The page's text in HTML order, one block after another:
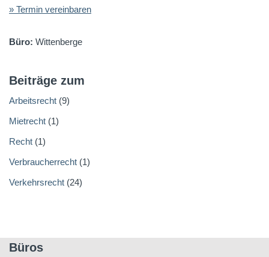
» Termin vereinbaren
Büro: Wittenberge
Beiträge zum
Arbeitsrecht (9)
Mietrecht (1)
Recht (1)
Verbraucherrecht (1)
Verkehrsrecht (24)
Büros